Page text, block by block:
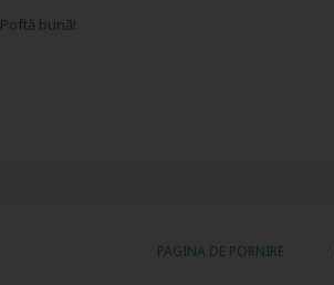
Poftă bună!
PAGINA DE PORNIRE